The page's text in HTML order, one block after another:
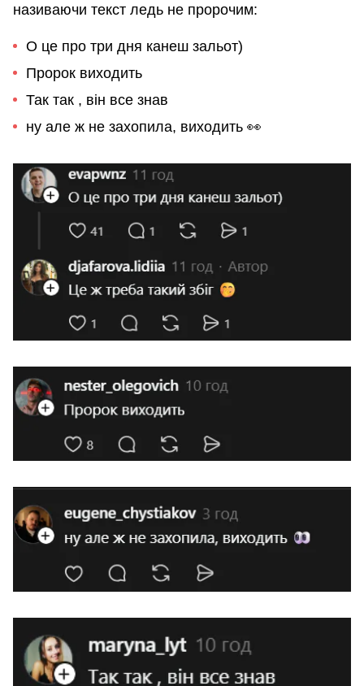
називаючи текст ледь не пророчим:
О це про три дня канеш зальот)
Пророк виходить
Так так , він все знав
ну але ж не захопила, виходить 👀